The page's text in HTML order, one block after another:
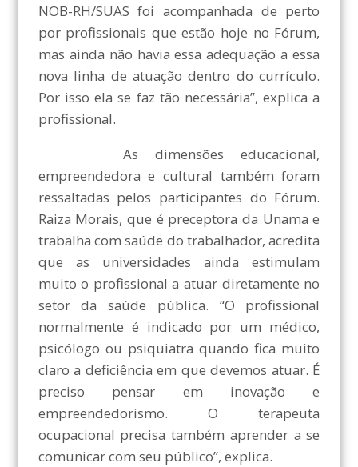
NOB-RH/SUAS foi acompanhada de perto
por profissionais que estão hoje no Fórum,
mas ainda não havia essa adequação a essa
nova linha de atuação dentro do currículo.
Por isso ela se faz tão necessária”, explica a
profissional.
As dimensões educacional,
empreendedora e cultural também foram
ressaltadas pelos participantes do Fórum.
Raiza Morais, que é preceptora da Unama e
trabalha com saúde do trabalhador, acredita
que as universidades ainda estimulam
muito o profissional a atuar diretamente no
setor da saúde pública. “O profissional
normalmente é indicado por um médico,
psicólogo ou psiquiatra quando fica muito
claro a deficiência em que devemos atuar. É
preciso pensar em inovação e
empreendedorismo. O terapeuta
ocupacional precisa também aprender a se
comunicar com seu público”, explica.